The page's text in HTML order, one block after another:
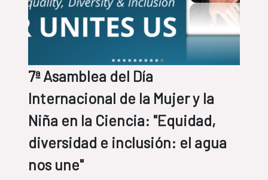
7ª Asamblea del Día
Internacional de la Mujer y la
Niña en la Ciencia: "Equidad,
diversidad e inclusión: el agua
nos une"